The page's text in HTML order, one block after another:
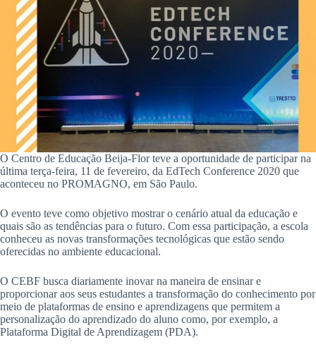
O Centro de Educação Beija-Flor teve a oportunidade de participar na
última terça-feira, 11 de fevereiro, da EdTech Conference 2020 que
aconteceu no PROMAGNO, em São Paulo.
O evento teve como objetivo mostrar o cenário atual da educação e
quais são as tendências para o futuro. Com essa participação, a escola
conheceu as novas transformações tecnológicas que estão sendo
oferecidas no ambiente educacional.
O CEBF busca diariamente inovar na maneira de ensinar e
proporcionar aos seus estudantes a transformação do conhecimento por
meio de plataformas de ensino e aprendizagens que permitem a
personalização do aprendizado do aluno como, por exemplo, a
Plataforma Digital de Aprendizagem (PDA).